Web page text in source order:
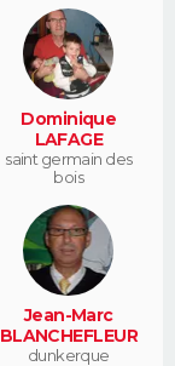
Dominique
LAFAGE
saint germain des
bois
Jean-Marc
BLANCHEFLEUR
dunkerque